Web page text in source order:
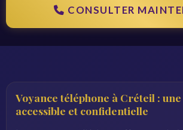
CONSULTER
Voyance téléphone à Créteil :
accessible et confidentielle